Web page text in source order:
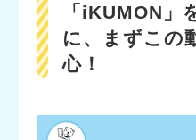
「iKUMON」
に、まずこの
心！